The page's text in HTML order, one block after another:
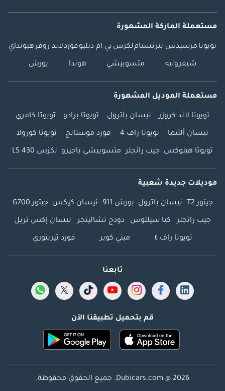
مستعملة الماركة المشهورة
تويوتا مرسيدس بنزنسياملكزس بي ام دبليوفوردلاند روفرهيونداي
شيفروليه متسوبيشي هوندا بورش
مستعملة الموديل المشهورة
تويوتا لاند كروزر نيسان باترول تويوتا برادو تويوتا كامري
نيسان ألتيما تويوتا راف 4 فورد موستانج تويوتا كورولا
تويوتا هيلوكس جيب رانجلر متسوبيشي باجيرو لكزس LS 430
موديلات جديدة شعبية
جيتور T2 نيسان باترول بورش 911 نيسان كيكس جيتور G700
جيب رانجلر كيا سيلتوس دودج تشالينجر نيسان إكس تريل
تويوتا راف ٤ ميني كوبر فورد تيريتوري
تابعنا
قم بتحميل تطبيقنا الآن
Dubicars.com @ 2026. جميع الحقوق محفوظة.